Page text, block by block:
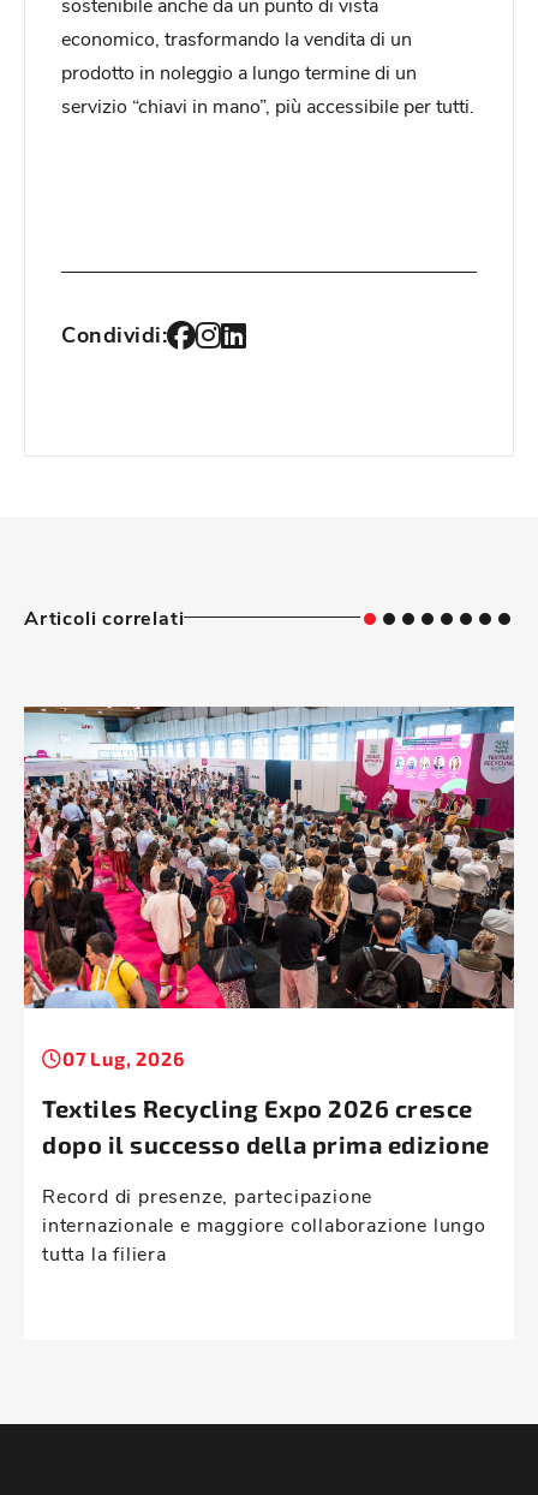
economico, trasformando la vendita di un
prodotto in noleggio a lungo termine di un
servizio “chiavi in mano”, più accessibile per tutti.
Condividi:
Articoli correlati
07 Lug, 2026
Textiles Recycling Expo 2026 cresce
dopo il successo della prima edizione
Record di presenze, partecipazione
internazionale e maggiore collaborazione lungo
tutta la filiera